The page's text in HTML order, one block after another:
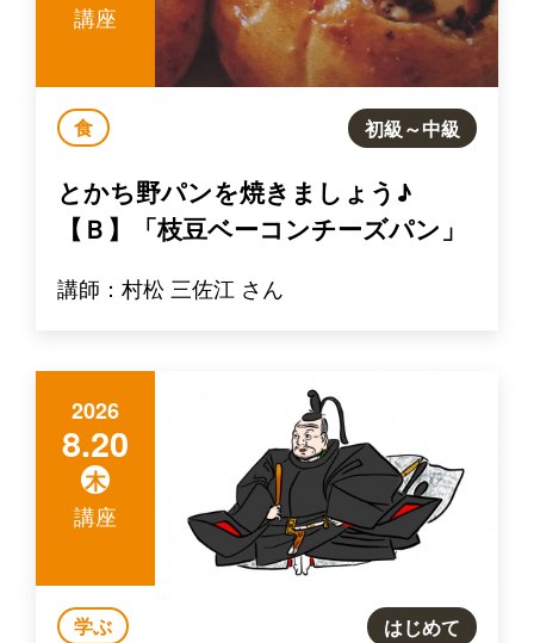
講座
食 初級～中級
とかち野パンを焼きましょう♪
【Ｂ】「枝豆ベーコンチーズパン」
講師：村松 三佐江 さん
2026
8.20
木
講座
学ぶ はじめて